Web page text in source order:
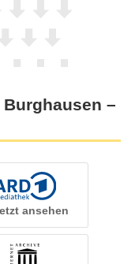
–
ansehen